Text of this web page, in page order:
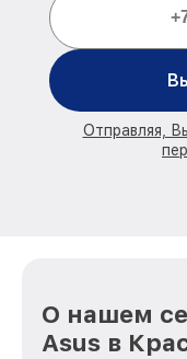
Отправляя,
О нашем
Asus в